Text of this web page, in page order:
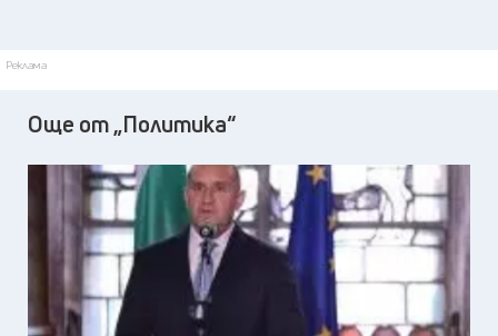
Реклама
Още от „Политика“